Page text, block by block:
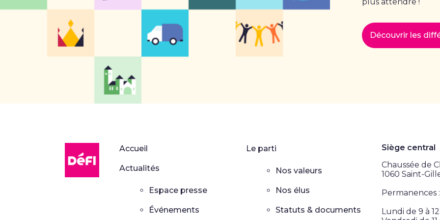
Découvrir les
Accueil
Actualités
Espace presse
Événements
Le parti
Nos valeurs
Nos élus
Statuts & documents
Siège central
Chaussée de
1060 Saint-
Permanences :
Lundi de 9 à